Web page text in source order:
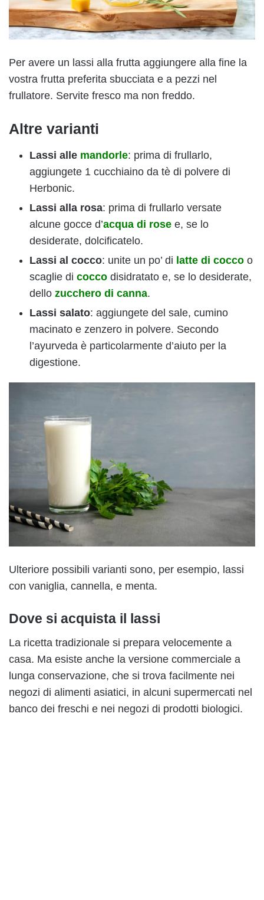
Per avere un lassi alla frutta aggiungere alla fine la
vostra frutta preferita sbucciata e a pezzi nel
frullatore. Servite fresco ma non freddo.
Altre varianti
Lassi alle mandorle: prima di frullarlo,
aggiungete 1 cucchiaino da tè di polvere di
Herbonic.
Lassi alla rosa: prima di frullarlo versate
alcune gocce d’acqua di rose e, se lo
desiderate, dolcificatelo.
Lassi al cocco: unite un po’ di latte di cocco o
scaglie di cocco disidratato e, se lo desiderate,
dello zucchero di canna.
Lassi salato: aggiungete del sale, cumino
macinato e zenzero in polvere. Secondo
l’ayurveda è particolarmente d’aiuto per la
digestione.
Ulteriore possibili varianti sono, per esempio, lassi
con vaniglia, cannella, e menta.
Dove si acquista il lassi
La ricetta tradizionale si prepara velocemente a
casa. Ma esiste anche la versione commerciale a
lunga conservazione, che si trova facilmente nei
negozi di alimenti asiatici, in alcuni supermercati nel
banco dei freschi e nei negozi di prodotti biologici.